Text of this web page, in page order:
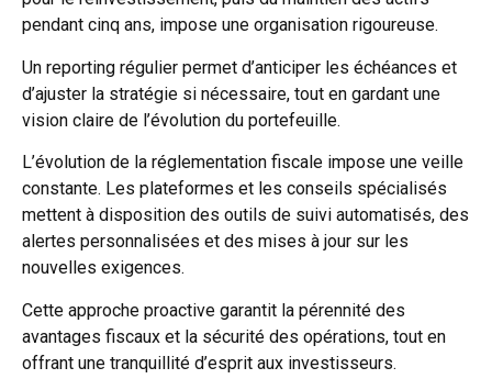
pendant cinq ans, impose une organisation rigoureuse.
Un reporting régulier permet d’anticiper les échéances et
d’ajuster la stratégie si nécessaire, tout en gardant une
vision claire de l’évolution du portefeuille.
L’évolution de la réglementation fiscale impose une veille
constante. Les plateformes et les conseils spécialisés
mettent à disposition des outils de suivi automatisés, des
alertes personnalisées et des mises à jour sur les
nouvelles exigences.
Cette approche proactive garantit la pérennité des
avantages fiscaux et la sécurité des opérations, tout en
offrant une tranquillité d’esprit aux investisseurs.